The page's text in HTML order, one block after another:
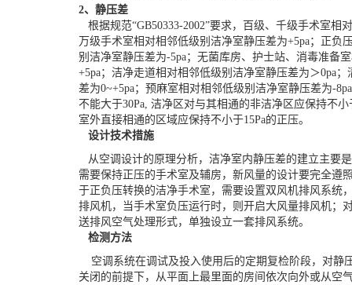
2、静压差
根据规范“GB50333-2002”要求，百级、千级手术室相
万级手术室相对相邻低级别洁净室静压差为+5pa；正负
别洁净室静压差为-5pa；无菌库房、护士站、消毒准备
+5pa；洁净走道相对相邻低级别洁净室静压差为＞0pa
差为0~+5pa；预麻室相对相邻低级别洁净室静压差为-
不能大于30Pa, 洁净区对与其相通的非洁净区应保持不
室外直接相通的区域应保持不小于15Pa的正压。
设计技术措施
从空调设计的原理分析，洁净室内静压差的建立主要
需要保持正压的手术室及辅房，新风量的设计要完全遵
于正负压转换的洁净手术室，需要设置双风机排风系统
排风机，当手术室负压运行时，则开启大风量排风机；
送排风空气处理形式，单独设立一套排风系统。
检测方法
空调系统在调试及投入使用后的定期复检阶段，对静
关闭的前提下，从平面上最里面的房间依次向外或从空